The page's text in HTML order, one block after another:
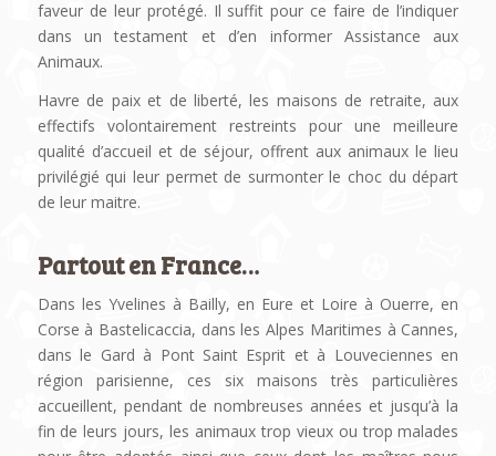
faveur de leur protégé. Il suffit pour ce faire de l’indiquer
dans un testament et d’en informer Assistance aux
Animaux.
Havre de paix et de liberté, les maisons de retraite, aux
effectifs volontairement restreints pour une meilleure
qualité d’accueil et de séjour, offrent aux animaux le lieu
privilégié qui leur permet de surmonter le choc du départ
de leur maitre.
Partout en France…
Dans les Yvelines à Bailly, en Eure et Loire à Ouerre, en
Corse à Bastelicaccia, dans les Alpes Maritimes à Cannes,
dans le Gard à Pont Saint Esprit et à Louveciennes en
région parisienne, ces six maisons très particulières
accueillent, pendant de nombreuses années et jusqu’à la
fin de leurs jours, les animaux trop vieux ou trop malades